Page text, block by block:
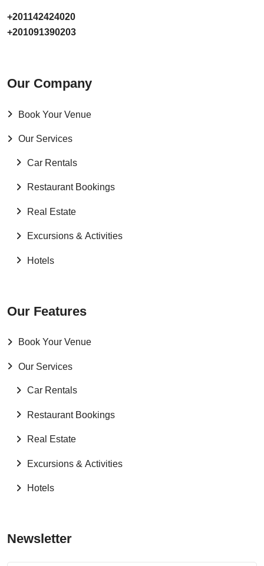
+201142424020
+201091390203
Our Company
Book Your Venue
Our Services
Car Rentals
Restaurant Bookings
Real Estate
Excursions & Activities
Hotels
Our Features
Book Your Venue
Our Services
Car Rentals
Restaurant Bookings
Real Estate
Excursions & Activities
Hotels
Newsletter